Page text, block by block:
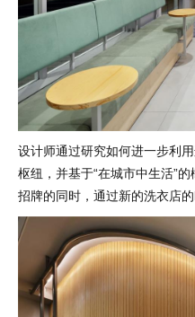
设计师通过研究如何进一步利
枢纽，并基于“在城市中生活”
招牌的同时，通过新的洗衣店